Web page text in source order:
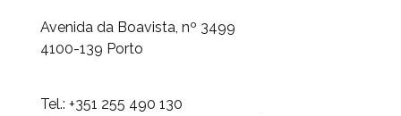
Avenida da Boavista, nº 3499
4100-139 Porto
Tel.: +351 255 490 130